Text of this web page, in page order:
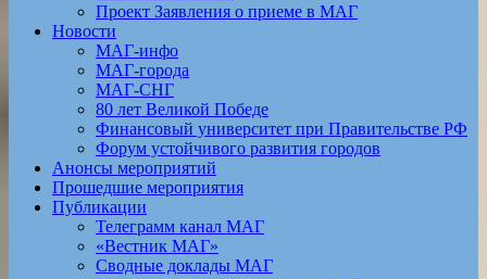
Проект Заявления о приеме в МАГ
Новости
МАГ-инфо
МАГ-города
МАГ-СНГ
80 лет Великой Победе
Финансовый университет при Правительстве РФ
Форум устойчивого развития городов
Анонсы мероприятий
Прошедшие мероприятия
Публикации
Телеграмм канал МАГ
«Вестник МАГ»
Сводные доклады МАГ